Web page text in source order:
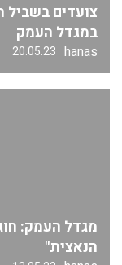
צועדים בשביל
במגדל העמק
hanas
20.05.23
מגדל העמק:
הנאצית"